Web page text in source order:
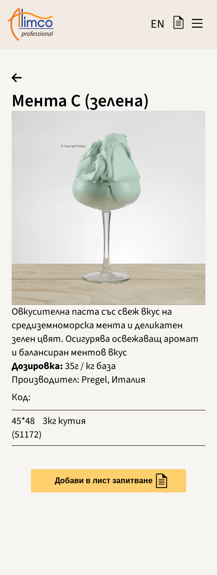
EN
Мента С (зелена)
Овкусителна паста със свеж вкус на
средиземноморска мента и деликатен
зелен цвят. Осигурява освежаващ аромат
и балансиран ментов вкус
Дозировка:35г / кг база
Производител: Pregel, Италия
Код:
45*48
(51172)
3кг кутия
Добави в лист запитване